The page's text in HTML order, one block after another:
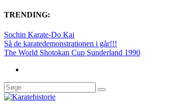
TRENDING:
Sochin Karate-Do Kai
Så de karatedemonstrationen i går!!!
The World Shotokan Cup Sunderland 1990